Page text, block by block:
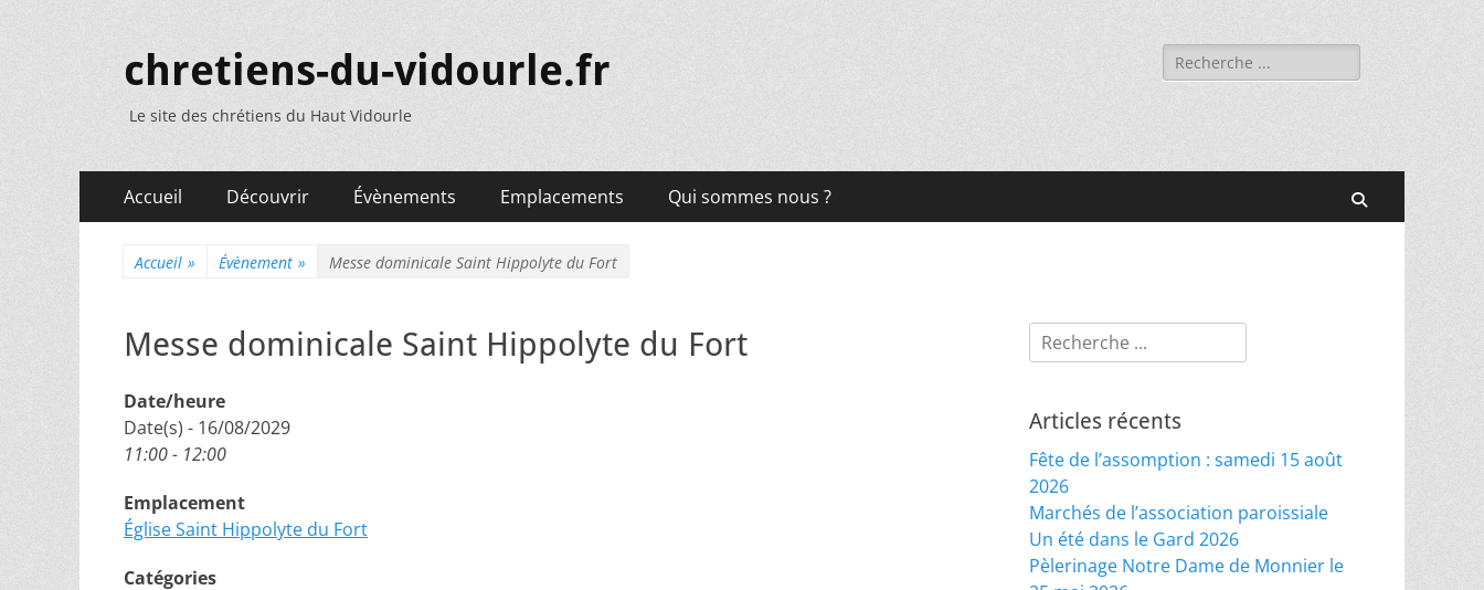
chretiens-du-vidourle.fr
Le site des chrétiens du Haut Vidourle
Rechercher :
Menu
principal
Accueil Découvrir Évènements Emplacements Qui sommes nous ?
Accueil » Évènement » Messe dominicale Saint Hippolyte du Fort
Messe dominicale Saint Hippolyte du Fort
Date/heure
Date(s) - 16/08/2029
11:00 - 12:00
Emplacement
Église Saint Hippolyte du Fort
Catégories
Rechercher :
Articles récents
Fête de l’assomption : samedi 15 août
2026
Marchés de l’association paroissiale
Un été dans le Gard 2026
Pèlerinage Notre Dame de Monnier le